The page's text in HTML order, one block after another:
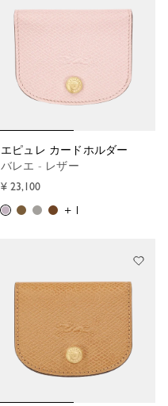
エピュレ カードホルダー
バレエ - レザー
¥ 23,100
+ 1